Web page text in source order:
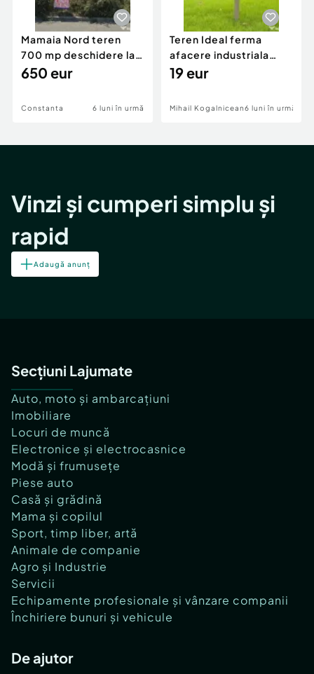
Mamaia Nord teren
700 mp deschidere la
D24 si D25
650 eur
Constanta 6 luni în urmă
Teren Ideal ferma
afacere industriala
deschidere 71 ml la
19 eur
Mihail Kogalniceanu6 luni în urmă
Vinzi și cumperi simplu și
rapid
Adaugă anunț
Secțiuni Lajumate
Auto, moto și ambarcațiuni
Imobiliare
Locuri de muncă
Electronice și electrocasnice
Modă și frumusețe
Piese auto
Casă și grădină
Mama și copilul
Sport, timp liber, artă
Animale de companie
Agro și Industrie
Servicii
Echipamente profesionale și vânzare companii
Închiriere bunuri și vehicule
De ajutor